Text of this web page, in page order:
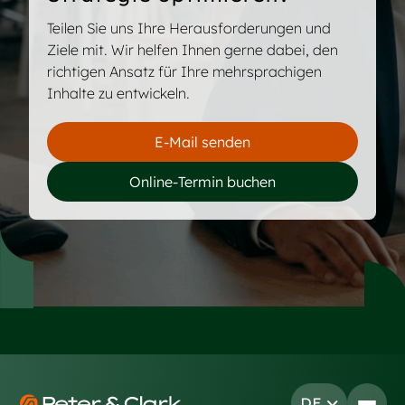
Teilen Sie uns Ihre Herausforderungen und
Ziele mit. Wir helfen Ihnen gerne dabei, den
richtigen Ansatz für Ihre mehrsprachigen
Inhalte zu entwickeln.
E-Mail senden
Online-Termin buchen